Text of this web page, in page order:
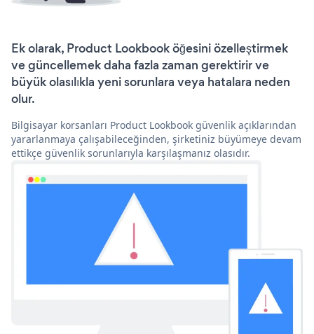
Ek olarak, Product Lookbook öğesini özelleştirmek
ve güncellemek daha fazla zaman gerektirir ve
büyük olasılıkla yeni sorunlara veya hatalara neden
olur.
Bilgisayar korsanları Product Lookbook güvenlik açıklarından
yararlanmaya çalışabileceğinden, şirketiniz büyümeye devam
ettikçe güvenlik sorunlarıyla karşılaşmanız olasıdır.